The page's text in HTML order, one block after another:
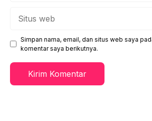
Simpan nama, email, dan situs web saya
komentar saya berikutnya.